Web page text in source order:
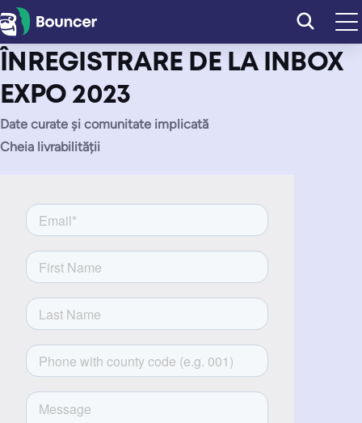
Sari
la
conținut
ÎNREGISTRARE DE LA INBOX
EXPO 2023
Date curate și comunitate implicată
Cheia livrabilității